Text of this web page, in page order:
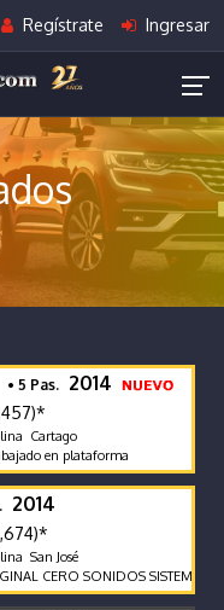
Regístrate Ingresar
• 5 Pas. 2014
Cartago
en plataforma
2014
San José
CERO SONIDOS SISTEMA